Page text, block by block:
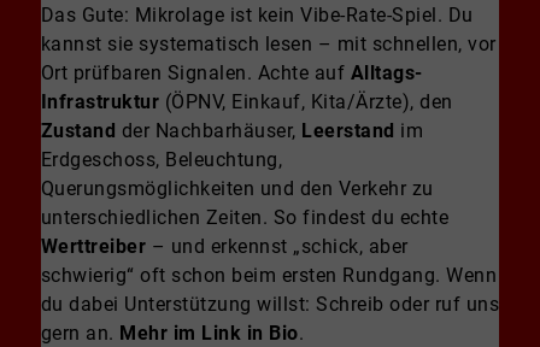
Das Gute: Mikrolage ist kein Vibe-Rate-Spiel. Du
kannst sie systematisch lesen – mit schnellen, vor
Ort prüfbaren Signalen. Achte auf Alltags-
Infrastruktur (ÖPNV, Einkauf, Kita/Ärzte), den
Zustand der Nachbarhäuser, Leerstand im
Erdgeschoss, Beleuchtung,
Querungsmöglichkeiten und den Verkehr zu
unterschiedlichen Zeiten. So findest du echte
Werttreiber – und erkennst „schick, aber
schwierig“ oft schon beim ersten Rundgang. Wenn
du dabei Unterstützung willst: Schreib oder ruf uns
gern an. Mehr im Link in Bio.